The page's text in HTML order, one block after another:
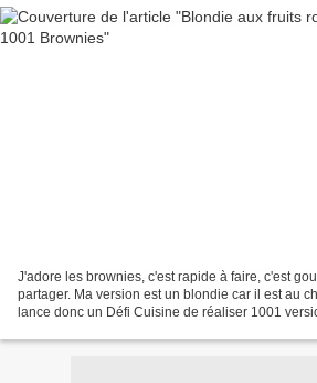
J'adore les brownies, c'est rapide à faire, c'est
partager. Ma version est un blondie car il est au
lance donc un Défi Cuisine de réaliser 1001